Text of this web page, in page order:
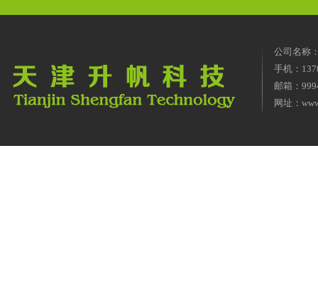
公司名称
手机：
邮箱：
网址：